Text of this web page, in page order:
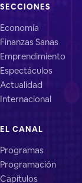
SECCIONES
Economía
Finanzas Sanas
Emprendimiento
Espectáculos
Actualidad
Internacional
EL CANAL
Programas
Programación
Capítulos